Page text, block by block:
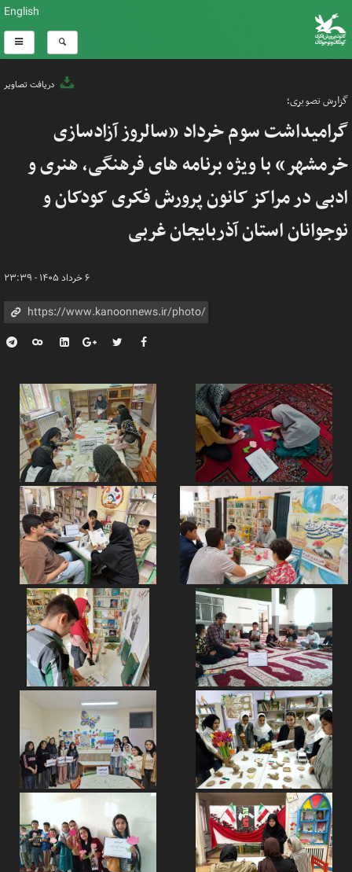
English
دریافت تصاویر
گزارش تصویری؛
گرامیداشت سوم خرداد «سالروز آزادسازی
خرمشهر» با ویژه برنامه های فرهنگی، هنری و
ادبی در مراکز کانون پرورش فکری کودکان و
نوجوانان استان آذربایجان غربی
۶ خرداد ۱۴۰۵ - ۲۳:۳۹